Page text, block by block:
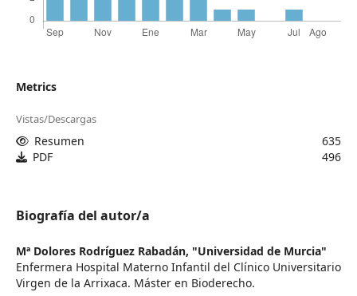
Metrics
Vistas/Descargas
Resumen
635
PDF
496
Biografía del autor/a
Mª Dolores Rodríguez Rabadán, "Universidad de Murcia"
Enfermera Hospital Materno Infantil del Clínico Universitario
Virgen de la Arrixaca. Máster en Bioderecho.